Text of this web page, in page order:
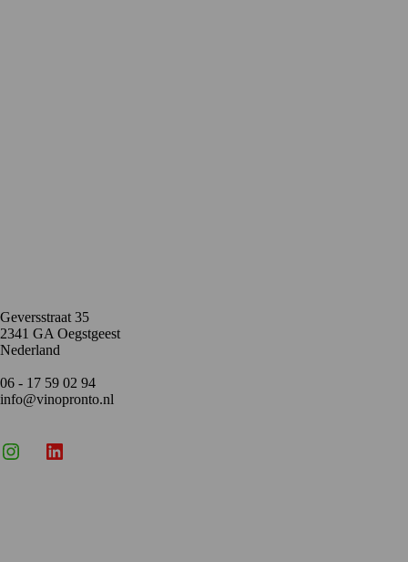
Geversstraat 35
2341 GA Oegstgeest
Nederland
06 - 17 59 02 94
info@vinopronto.nl
InstagramLinkedIn